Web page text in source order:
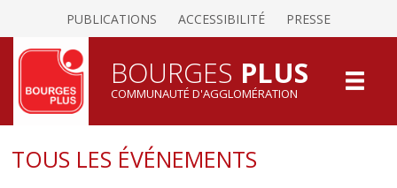
PUBLICATIONS ACCESSIBILITÉ PRESSE
BOURGES PLUS
COMMUNAUTÉ D'AGGLOMÉRATION
TOUS LES ÉVÉNEMENTS